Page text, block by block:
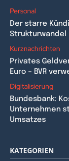
Personal
Der starre
Strukturwandel
Kurznachrichten
Privates
Euro – BVR
Digitalisierung
Bundesbank:
Unternehmen
Umsatzes
KATEGORIEN